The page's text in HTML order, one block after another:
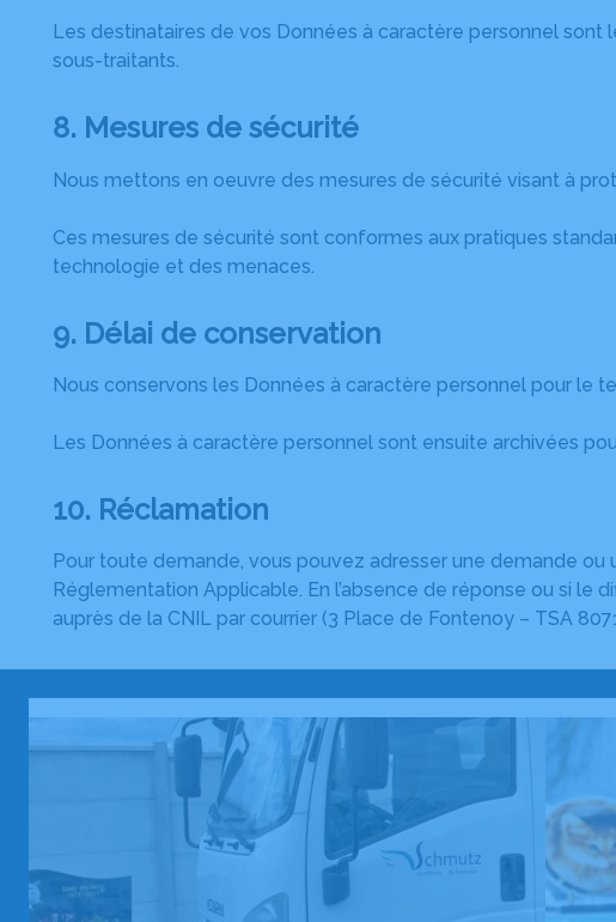
Les destinataires de vos Données à caractère personnel
sous-traitants.
8. Mesures de sécurité
Nous mettons en oeuvre des mesures de sécurité visant à
Ces mesures de sécurité sont conformes aux pratiques
technologie et des menaces.
9. Délai de conservation
Nous conservons les Données à caractère personnel pour le
Les Données à caractère personnel sont ensuite archivées
10. Réclamation
Pour toute demande, vous pouvez adresser une demande
Réglementation Applicable. En l’absence de réponse ou si le
auprès de la CNIL par courrier (3 Place de Fontenoy – TSA